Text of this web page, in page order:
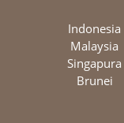
Indonesia
Malaysia
Singapura
Brunei